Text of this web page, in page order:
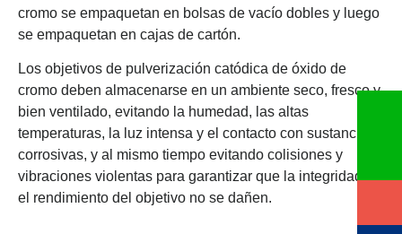
cromo se empaquetan en bolsas de vacío dobles y luego
se empaquetan en cajas de cartón.
Los objetivos de pulverización catódica de óxido de
cromo deben almacenarse en un ambiente seco, fresco y
bien ventilado, evitando la humedad, las altas
temperaturas, la luz intensa y el contacto con sustancias
corrosivas, y al mismo tiempo evitando colisiones y
vibraciones violentas para garantizar que la integridad y
el rendimiento del objetivo no se dañen.